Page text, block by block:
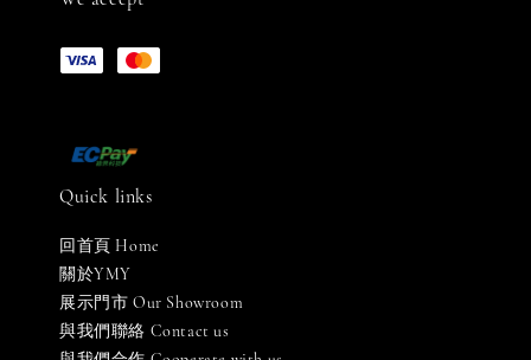
Quick links
回首頁 Home
關於YMY
展示門市 Our Showroom
與我們聯絡 Contact us